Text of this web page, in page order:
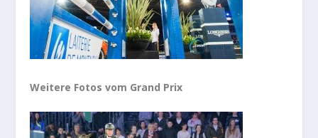
Weitere Fotos vom Grand Prix